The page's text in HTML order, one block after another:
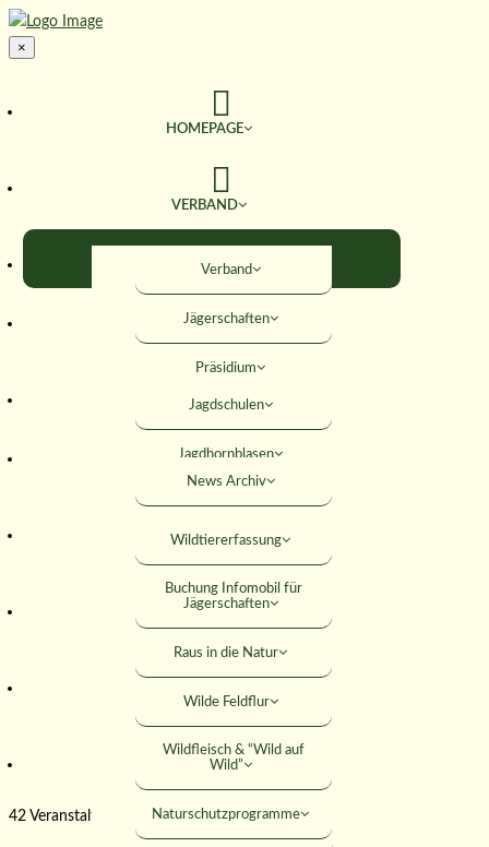
×
HOMEPAGE
VERBAND
Verband
Jägerschaften
Präsidium
TERMINE
JAGD & NATUR
Jagdschulen
Jagdhornblasen
Falkner
Jagdliches Schiessen
Junge Jäger
Jäger werden
SERVICE
News Archiv
Mitteilungsblatt
Versicherungen
Rabatte
Rechtshilfe
Umweltbildung
Seminare
AKTIVITÄTEN
Wildtiererfassung
Buchung Infomobil für
Jägerschaften
Raus in die Natur
Wilde Feldflur
Wildfleisch & “Wild auf
Wild”
Naturschutzprogramme
SUCHE
MITGLIED WERDEN
ANMELDEN
42 Veranstaltungen gefunden.